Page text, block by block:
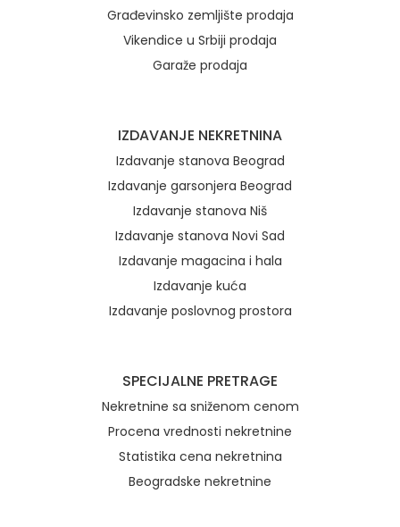
Građevinsko zemljište prodaja
Vikendice u Srbiji prodaja
Garaže prodaja
IZDAVANJE NEKRETNINA
Izdavanje stanova Beograd
Izdavanje garsonjera Beograd
Izdavanje stanova Niš
Izdavanje stanova Novi Sad
Izdavanje magacina i hala
Izdavanje kuća
Izdavanje poslovnog prostora
SPECIJALNE PRETRAGE
Nekretnine sa sniženom cenom
Procena vrednosti nekretnine
Statistika cena nekretnina
Beogradske nekretnine